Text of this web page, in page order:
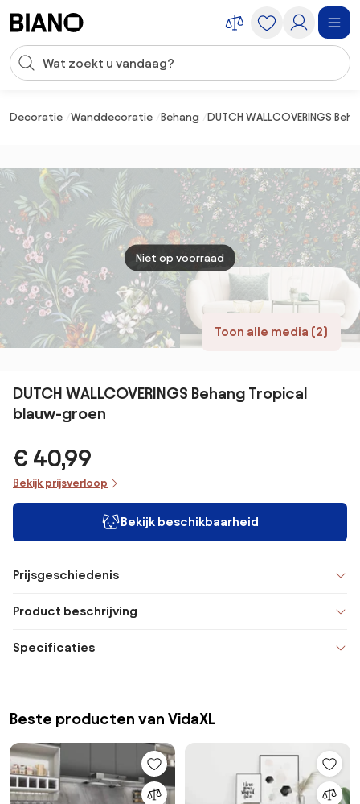
Zoekopdracht invoeren
Decoratie Wanddecoratie Behang DUTCH WALLCOVERINGS
Toon alle media (2)
Niet op voorraad
DUTCH WALLCOVERINGS Behang Tropical
blauw-groen
€ 40,99
Bekijk prijsverloop
Bekijk beschikbaarheid
Prijsgeschiedenis
Product beschrijving
Specificaties
Beste producten van VidaXL